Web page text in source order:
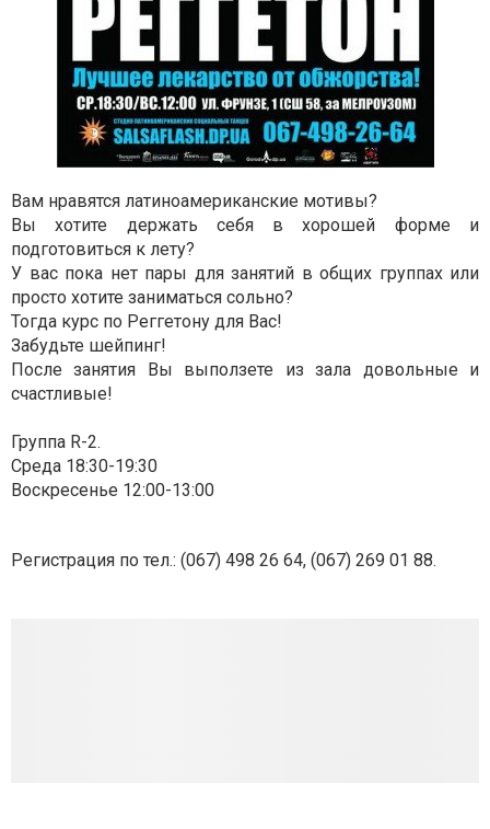
Вам нравятся латиноамериканские мотивы?
Вы хотите держать себя в хорошей форме и
подготовиться к лету?
У вас пока нет пары для занятий в общих группах или
просто хотите заниматься сольно?
Тогда курс по Реггетону для Вас!
Забудьте шейпинг!
После занятия Вы выползете из зала довольные и
счастливые!
Группа R-2.
Среда 18:30-19:30
Воскресенье 12:00-13:00
Регистрация по тел.: (067) 498 26 64, (067) 269 01 88.